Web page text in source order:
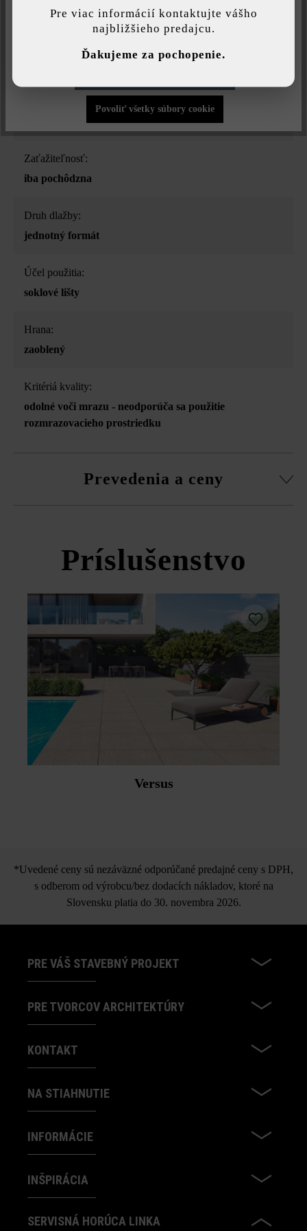
soklové lišty
Zaťažiteľnosť:
iba pochôdzna
Druh dlažby:
jednotný formát
Účel použitia:
soklové lišty
Hrana:
zaoblený
Kritériá kvality:
odolné voči mrazu - neodporúča sa použitie
rozmrazovacieho prostriedku
Prevedenia a ceny
Príslušenstvo
Versus
*Uvedené ceny sú nezáväzné odporúčané predajné ceny s DPH,
s odberom od výrobcu/bez dodacích nákladov, ktoré na
Slovensku platia do 30. novembra 2026.
PRE VÁŠ STAVEBNÝ PROJEKT
PRE TVORCOV ARCHITEKTÚRY
KONTAKT
NA STIAHNUTIE
INFORMÁCIE
INŠPIRÁCIA
SERVISNÁ HORÚCA LINKA
Povoliť všetky súbory cookie
Pre viac informácií kontaktujte vášho
najbližšieho predajcu.
Ďakujeme za pochopenie.